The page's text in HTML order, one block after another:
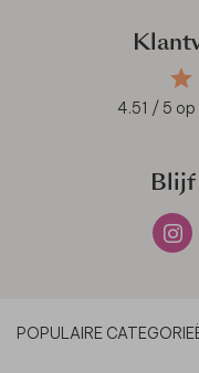
4.51 / 5 op
Blijf
POPULAIRE